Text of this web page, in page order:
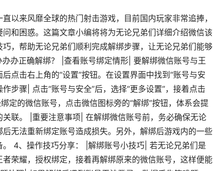
以来风靡全球的热门射击游戏，目前国内玩家非常追捧，
和困惑。这篇文章小编将将为无论兄弟们详细介绍微信该
，帮助无论兄弟们顺利完成解绑步骤，让无论兄弟们能够
办正确解绑？ |查看账号绑定情形| 要解绑微信账号与王
点击右上角的“设置”按钮。在设置界面中找到“账号与安
步骤| 点击“账号与安全”后，选择“更多设置”，接着点击
定的微信账号，点击微信图标旁的“解绑”按钮，体系会提
联。 |重要注意事项| 在解绑微信账号前，务必确保无论
无法重新绑定账号造成损失。另外，解绑后游戏内的一些
4、操作技巧分享： |解绑账号小技巧| 若无论兄弟们是
荣耀，授权绑定，接着再解绑原来的微信账号，这样便能